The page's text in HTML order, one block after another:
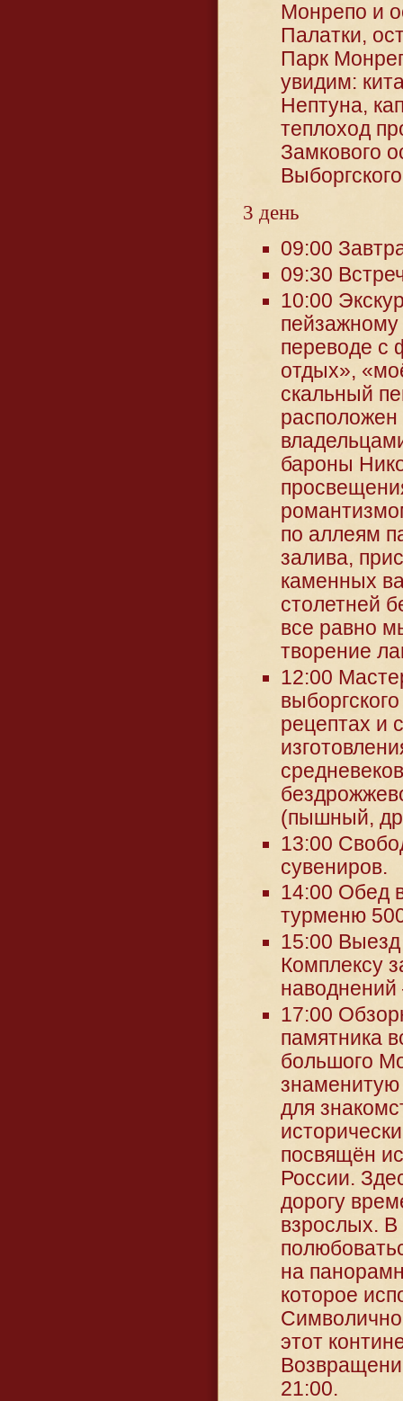
Монрепо и
Палатки,
Парк
увидим:
Нептуна,
теплоход
Замкового
3 день
09:00
09:30
10:00
пейзажному
переводе с
отдых»,
скальный
расположен
бароны
по аллеям
залива,
каменных
столетней
все равно
творение
12:00
рецептах и
(пышный,
13:00
сувениров.
14:00 Обед
турменю
15:00
Комплексу
17:00
памятника
большого
для
посвящён
России.
дорогу
взрослых.
на
которое
этот
21:00.